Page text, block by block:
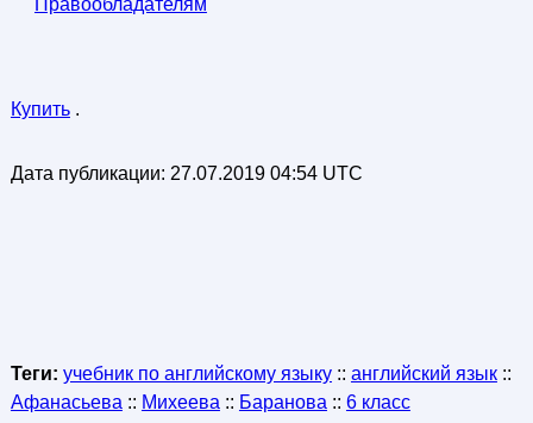
Правообладателям
Купить.
Дата публикации: 27.07.2019 04:54 UTC
Теги: учебник по английскому языку:: английский язык::
Афанасьева :: Михеева :: Баранова :: 6 класс